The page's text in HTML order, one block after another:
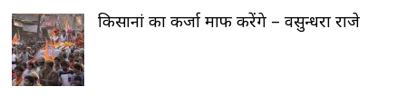
किसानां का कर्जा माफ करेंगे – वसुन्धरा राजे